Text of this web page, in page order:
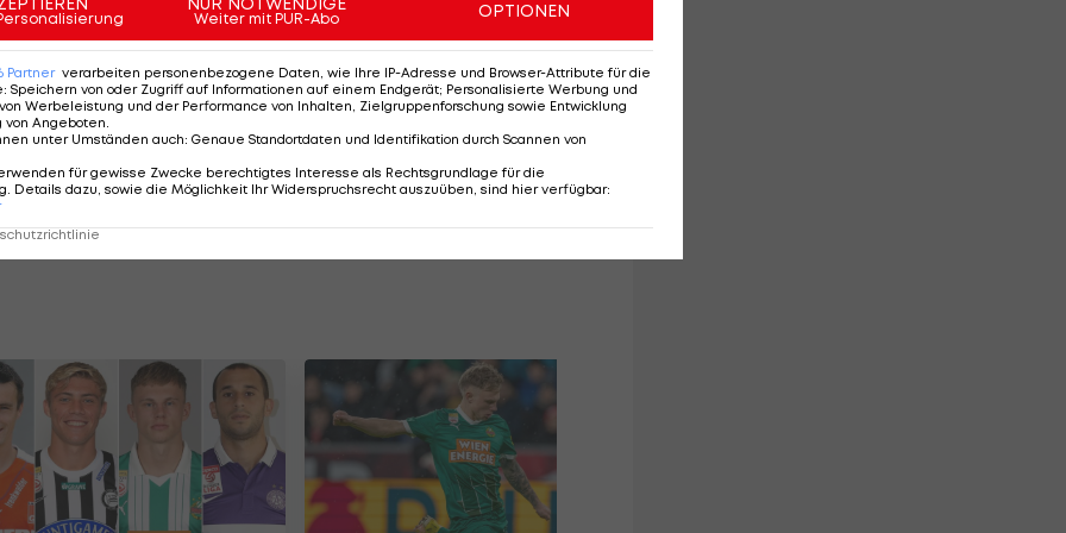
Sturm war perfekt für mich. Dank der
ich mich als Spieler immer weiter verbessern und
des Vereins, dass sie mir mit dem neuen Vertrag
ich noch große Ziele in Graz und freue mich, diese
seiner Vertragsverlängerung.
in 31 Pflichtspielen für Sturm am Platz, er erzielte ein
Weiter mit PUR-Abo OPTIONEN
Partner verarbeiten personenbezogene Daten, wie Ihre IP-Adresse und Browser-Attribute für die
: Speichern von oder Zugriff auf Informationen auf einem Endgerät; Personalisierte Werbung und
Werbeleistung und der Performance von Inhalten, Zielgruppenforschung sowie Entwicklung
von Angeboten
unter Umständen auch: Genaue Standortdaten und Identifikation durch Scannen von
für gewisse Zwecke berechtigtes Interesse als Rechtsgrundlage für die
Details dazu, sowie die Möglichkeit Ihr Widerspruchsrecht auszuüben, sind hier verfügbar: